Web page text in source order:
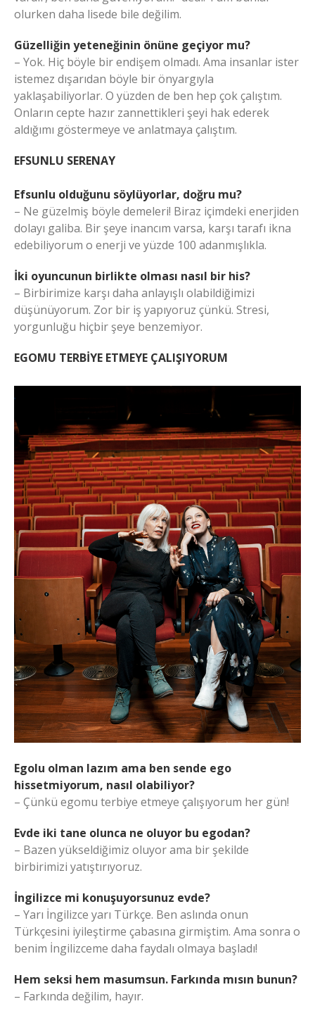
olurken daha lisede bile değilim.
Güzelliğin yeteneğinin önüne geçiyor mu?
– Yok. Hiç böyle bir endişem olmadı. Ama insanlar ister
istemez dışarıdan böyle bir önyargıyla
yaklaşabiliyorlar. O yüzden de ben hep çok çalıştım.
Onların cepte hazır zannettikleri şeyi hak ederek
aldığımı göstermeye ve anlatmaya çalıştım.
EFSUNLU SERENAY
Efsunlu olduğunu söylüyorlar, doğru mu?
– Ne güzelmiş böyle demeleri! Biraz içimdeki enerjiden
dolayı galiba. Bir şeye inancım varsa, karşı tarafı ikna
edebiliyorum o enerji ve yüzde 100 adanmışlıkla.
İki oyuncunun birlikte olması nasıl bir his?
– Birbirimize karşı daha anlayışlı olabildiğimizi
düşünüyorum. Zor bir iş yapıyoruz çünkü. Stresi,
yorgunluğu hiçbir şeye benzemiyor.
EGOMU TERBİYE ETMEYE ÇALIŞIYORUM
Egolu olman lazım ama ben sende ego
hissetmiyorum, nasıl olabiliyor?
– Çünkü egomu terbiye etmeye çalışıyorum her gün!
Evde iki tane olunca ne oluyor bu egodan?
– Bazen yükseldiğimiz oluyor ama bir şekilde
birbirimizi yatıştırıyoruz.
İngilizce mi konuşuyorsunuz evde?
– Yarı İngilizce yarı Türkçe. Ben aslında onun
Türkçesini iyileştirme çabasına girmiştim. Ama sonra o
benim İngilizceme daha faydalı olmaya başladı!
Hem seksi hem masumsun. Farkında mısın bunun?
– Farkında değilim, hayır.